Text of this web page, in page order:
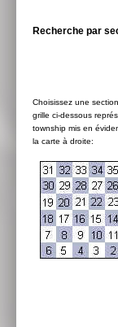
Recherche par
Choisissez une
grille ci-dessous
township mis en
la carte à droite: